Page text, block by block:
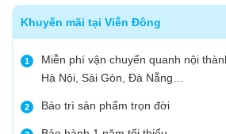
Khuyến mãi tại Viễn Đông
1
Miễn phí vận chuyển quanh nội
Hà Nội, Sài Gòn, Đà Nẵng…
2 Bảo trì sản phẩm trọn đời